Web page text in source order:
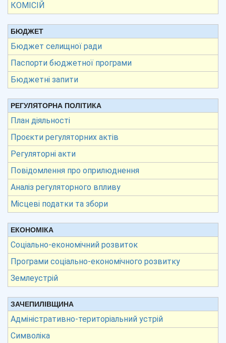
КОМІСІЙ
БЮДЖЕТ
Бюджет селищної ради
Паспорти бюджетної програми
Бюджетні запити
РЕГУЛЯТОРНА ПОЛІТИКА
План діяльності
Проєкти регуляторних актів
Регуляторні акти
Повідомлення про оприлюднення
Аналіз регуляторного впливу
Місцеві податки та збори
ЕКОНОМІКА
Соціально-економічний розвиток
Програми соціально-економічного розвитку
Землеустрій
ЗАЧЕПИЛІВЩИНА
Адміністративно-територіальний устрій
Символіка